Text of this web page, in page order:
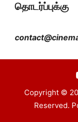
தொடர்ப்புக்கு
Copyright ©
Reserved.